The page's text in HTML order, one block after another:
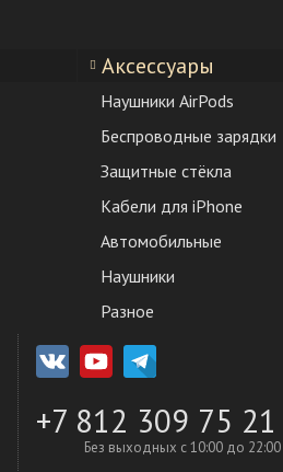
Аксессуары
Наушники AirPods
Беспроводные зарядки
Защитные стёкла
Кабели для iPhone
Автомобильные
Наушники
Разное
+7 812 309 75 21
Без выходных с 10:00 до 22:00